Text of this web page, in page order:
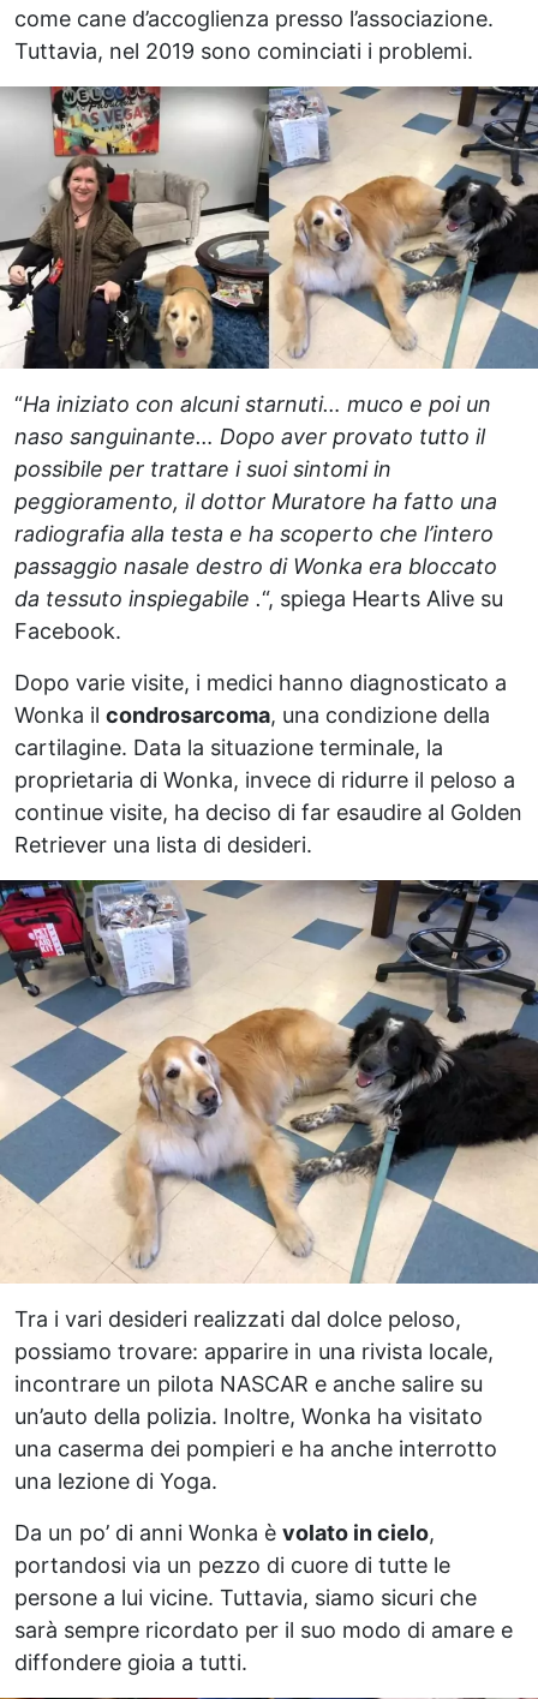
come cane d’accoglienza presso l’associazione.
Tuttavia, nel 2019 sono cominciati i problemi.
“Ha iniziato con alcuni starnuti… muco e poi un
naso sanguinante… Dopo aver provato tutto il
possibile per trattare i suoi sintomi in
peggioramento, il dottor Muratore ha fatto una
radiografia alla testa e ha scoperto che l’intero
passaggio nasale destro di Wonka era bloccato
da tessuto inspiegabile .“, spiega Hearts Alive su
Facebook.
Dopo varie visite, i medici hanno diagnosticato a
Wonka il condrosarcoma, una condizione della
cartilagine. Data la situazione terminale, la
proprietaria di Wonka, invece di ridurre il peloso a
continue visite, ha deciso di far esaudire al Golden
Retriever una lista di desideri.
Tra i vari desideri realizzati dal dolce peloso,
possiamo trovare: apparire in una rivista locale,
incontrare un pilota NASCAR e anche salire su
un’auto della polizia. Inoltre, Wonka ha visitato
una caserma dei pompieri e ha anche interrotto
una lezione di Yoga.
Da un po’ di anni Wonka è volato in cielo,
portandosi via un pezzo di cuore di tutte le
persone a lui vicine. Tuttavia, siamo sicuri che
sarà sempre ricordato per il suo modo di amare e
diffondere gioia a tutti.